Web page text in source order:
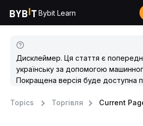
Bybit Learn
Дисклеймер. Ця стаття є
українську за допомогою
Покращена версія буде доступна
Topics Торгівля Current